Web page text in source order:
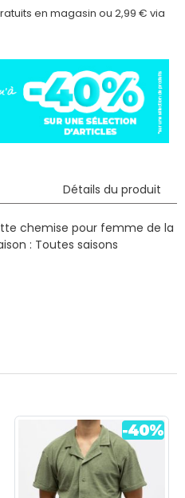
en magasin ou 2,99 € via
Détails du produit
chemise pour femme de la
: Toutes saisons